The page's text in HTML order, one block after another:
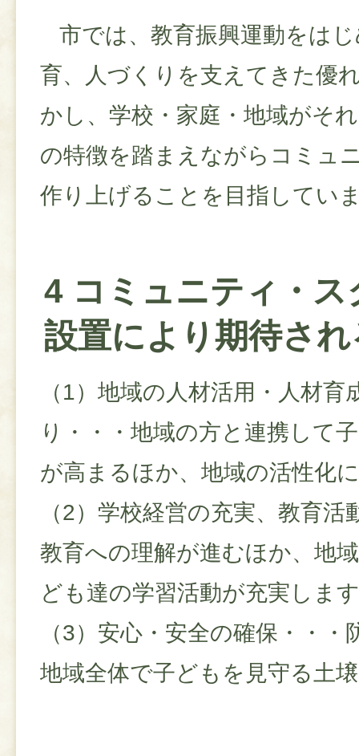
市では、教育振興運動をは
育、人づくりを支えてきた優
かし、学校・家庭・地域がそ
の特徴を踏まえながらコミュ
作り上げることを目指してい
4 コミュニティ・ス
設置により期待さ
（1）地域の人材活用・人材
り・・・地域の方と連携して
が高まるほか、地域の活性化
（2）学校経営の充実、教育
教育への理解が進むほか、地
ども達の学習活動が充実しま
（3）安心・安全の確保・・
地域全体で子どもを見守る土